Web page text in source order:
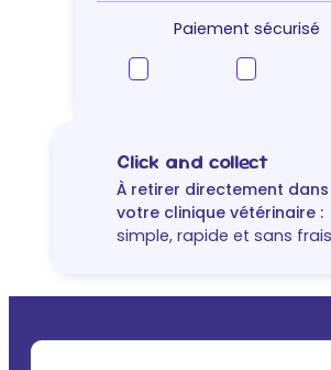
Paiement sécurisé
Click and collect
À retirer directement dans
votre clinique vétérinaire :
simple, rapide et sans